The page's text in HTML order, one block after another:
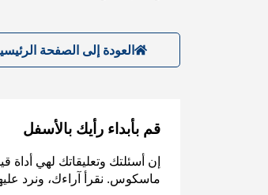
العودة إلى الصفحة
قم بأبداء رأيك بالأسفل
إن أسئلتك وتعليقاتك لهي
ماسكوس. نقرأ آراءك، ونرد